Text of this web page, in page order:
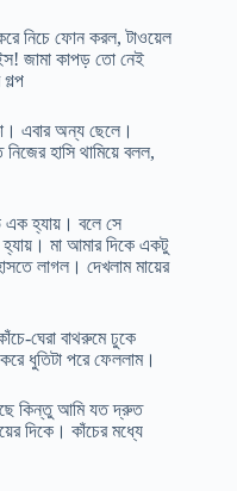
নিচে ফোন করল, টাওয়েল
জামা কাপড় তো নেই
এবার অন্য ছেলে।
হাসি থামিয়ে বলল,
এক হ্যায়। বলে সে
মা আমার দিকে একটু
লাগল। দেখলাম মায়ের
ঘেরা বাথরুমে ঢুকে
ধুতিটা পরে ফেললাম।
কিন্তু আমি যত দ্রুত
দিকে। কাঁচের মধ্যে